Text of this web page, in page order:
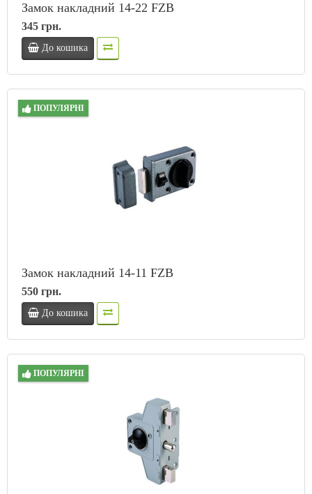
Замок накладний 14-22 FZB
345 грн.
До кошика
ПОПУЛЯРНІ
Замок накладний 14-11 FZB
550 грн.
До кошика
ПОПУЛЯРНІ